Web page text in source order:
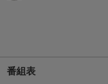
番組表